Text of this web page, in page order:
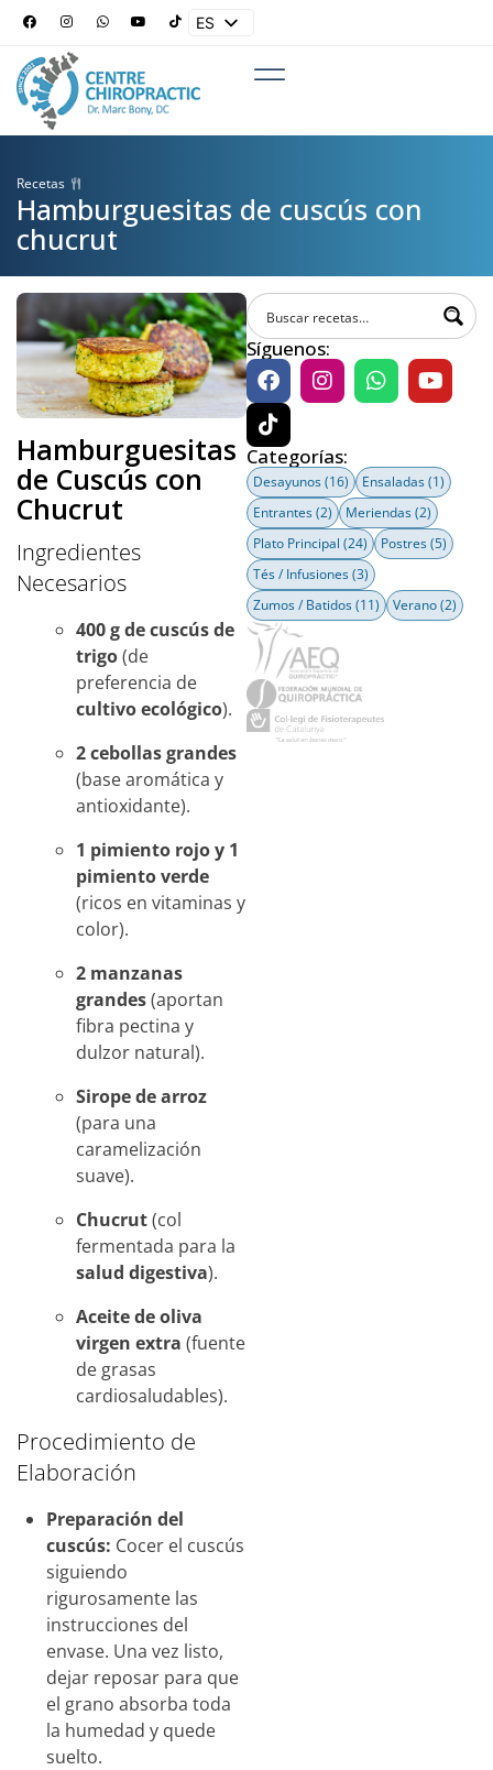
ES
Recetas
Hamburguesitas de cuscús con
chucrut
Hamburguesitas
de Cuscús con
Chucrut
Ingredientes
Necesarios
400 g de cuscús de
trigo(de
preferencia de
cultivo ecológico).
2 cebollas grandes
(base aromática y
antioxidante).
1 pimiento rojo y 1
pimiento verde
(ricos en vitaminas y
color).
2 manzanas
grandes(aportan
fibra pectina y
dulzor natural).
Sirope de arroz
(para una
caramelización
suave).
Chucrut(col
fermentada para la
salud digestiva).
Aceite de oliva
virgen extra (fuente
de grasas
cardiosaludables).
Procedimiento de
Elaboración
Preparación del
cuscús: Cocer el cuscús
siguiendo
rigurosamente las
instrucciones del
envase. Una vez listo,
dejar reposar para que
el grano absorba toda
la humedad y quede
suelto.
Síguenos:
Categorías:
Desayunos(16) Ensaladas(1)
Entrantes(2) Meriendas(2)
Plato Principal (24) Postres(5)
Tés / Infusiones(3)
Zumos / Batidos(11) Verano(2)